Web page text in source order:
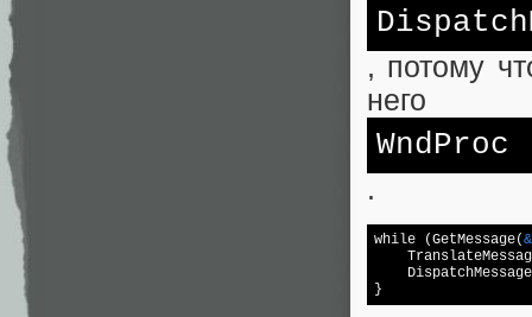
, потому
него
WndProc
.
while (GetMessage(
}